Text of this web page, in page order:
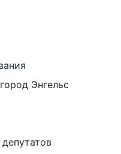
Энгельс